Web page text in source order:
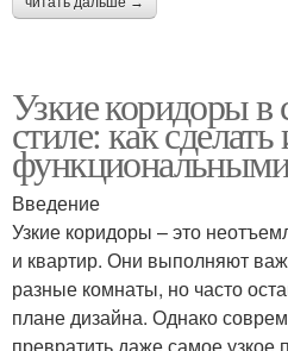
Узкие коридоры в
стиле: как сделать
Введение
Узкие коридоры – это
и квартир. Они выполняют
разные комнаты, но часто
плане дизайна. Однако
превратить даже самое узкое